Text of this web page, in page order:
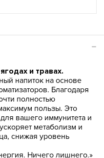
и травах.
напиток на основе
Благодаря
полностью
пользы. Это
вашего иммунитета и
метаболизм и
снижая уровень
Ничего лишнего.»